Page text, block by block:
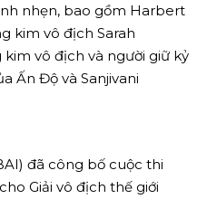
nhẹn, bao gồm Harbert
kim vô địch Sarah
vô địch và người giữ kỷ
Ấn Độ và Sanjivani
đã công bố cuộc thi
Giải vô địch thế giới